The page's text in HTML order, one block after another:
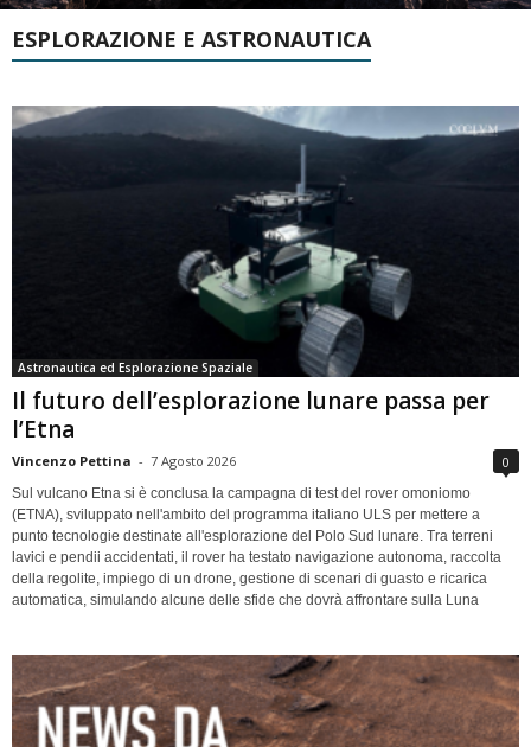
ESPLORAZIONE E ASTRONAUTICA
Astronautica ed Esplorazione Spaziale
Il futuro dell’esplorazione lunare passa per
l’Etna
Vincenzo Pettina - 7 Agosto 2026 0
Sul vulcano Etna si è conclusa la campagna di test del rover omoniomo
(ETNA), sviluppato nell'ambito del programma italiano ULS per mettere a
punto tecnologie destinate all'esplorazione del Polo Sud lunare. Tra terreni
lavici e pendii accidentati, il rover ha testato navigazione autonoma, raccolta
della regolite, impiego di un drone, gestione di scenari di guasto e ricarica
automatica, simulando alcune delle sfide che dovrà affrontare sulla Luna